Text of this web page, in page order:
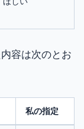
容は次のとお
私の指定